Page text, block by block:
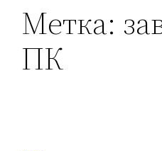
Метка:
ПК